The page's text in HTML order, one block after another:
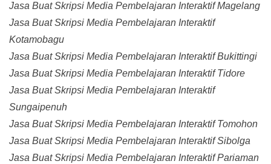
Jasa Buat Skripsi Media Pembelajaran Interaktif Magelang
Jasa Buat Skripsi Media Pembelajaran Interaktif
Kotamobagu
Jasa Buat Skripsi Media Pembelajaran Interaktif Bukittingi
Jasa Buat Skripsi Media Pembelajaran Interaktif Tidore
Jasa Buat Skripsi Media Pembelajaran Interaktif
Sungaipenuh
Jasa Buat Skripsi Media Pembelajaran Interaktif Tomohon
Jasa Buat Skripsi Media Pembelajaran Interaktif Sibolga
Jasa Buat Skripsi Media Pembelajaran Interaktif Pariaman